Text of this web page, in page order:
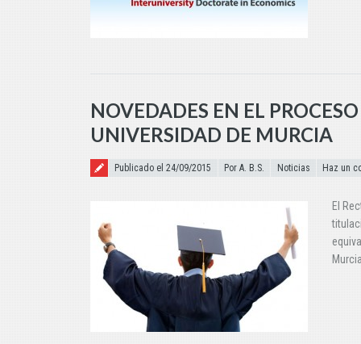
NOVEDADES EN EL
UNIVERSIDAD DE MURCIA
Publicado el
Publicado el 24/09/2015 Por A. B.S. Noticias Haz un
El